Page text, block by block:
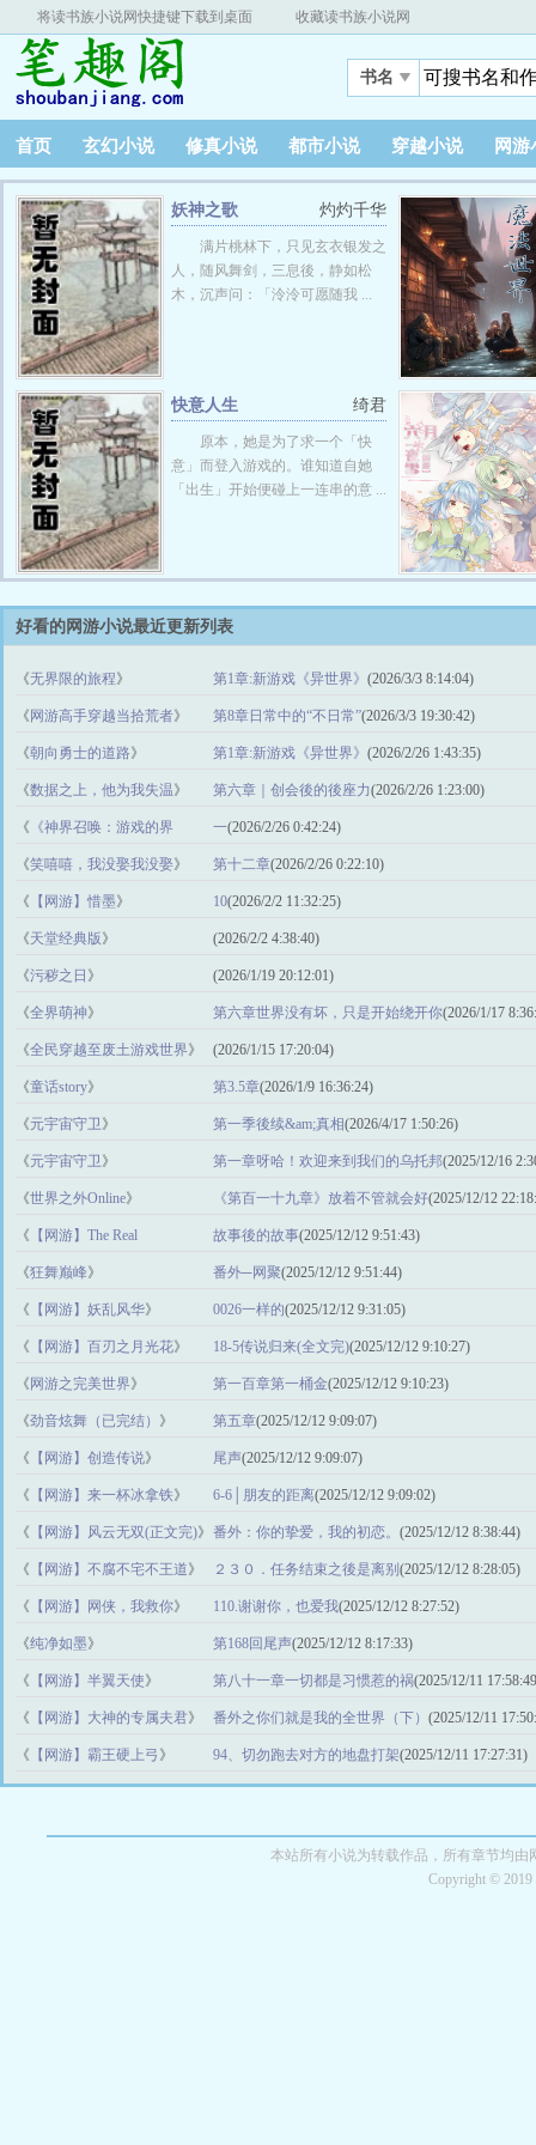
将读书族小说网快捷键下载到桌面 收藏读书族小说网
书名
首页 玄幻小说 修真小说 都市小说 穿越小说 网游
灼灼千华
妖神之歌
满片桃林下，只见玄衣银发之
人，随风舞剑，三息後，静如松
木，沉声问：「泠泠可愿随我 ...
绮君
快意人生
原本，她是为了求一个「快
意」而登入游戏的。谁知道自她
「出生」开始便碰上一连串的意 ...
好看的网游小说最近更新列表
《无界限的旅程》 第1章:新游戏《异世界》 (2026/3/3 8:14:04)
《 网游高手穿越当拾荒者》 第8章日常中的“不日常”(2026/3/3 19:30:42)
《朝向勇士的道路》 第1章:新游戏《异世界》 (2026/2/26 1:43:35)
《数据之上，他为我失温》 第六章｜创会後的後座力(2026/2/26 1:23:00)
《 《神界召唤：游戏的界
线》》
一(2026/2/26 0:42:24)
《笑嘻嘻，我没娶我没娶》 第十二章(2026/2/26 0:22:10)
《 【网游】惜墨》 10(2026/2/2 11:32:25)
《天堂经典版》 (2026/2/2 4:38:40)
《污秽之日 》 (2026/1/19 20:12:01)
《全界萌神》 第六章世界没有坏，只是开始绕开你(2026/1/17
《全民穿越至废土游戏世界》 (2026/1/15 17:20:04)
《童话story》 第3.5章(2026/1/9 16:36:24)
《元宇宙守卫》 第一季後续&am;真相(2026/4/17 1:50:26)
《元宇宙守卫》 第一章呀哈！欢迎来到我们的乌托邦(2025/12/16
《世界之外Online》 《第百一十九章》放着不管就会好(2025/12/12
《 【网游】The Real
World(完)》
故事後的故事(2025/12/12 9:51:43)
《狂舞巅峰》 番外─网聚(2025/12/12 9:51:44)
《 【网游】妖乱风华》 0026一样的(2025/12/12 9:31:05)
《 【网游】百刃之月光花》 18-5传说归来(全文完)(2025/12/12 9:10:27)
《 网游之完美世界》 第一百章第一桶金(2025/12/12 9:10:23)
《劲音炫舞（已完结） 》 第五章(2025/12/12 9:09:07)
《 【网游】创造传说》 尾声(2025/12/12 9:09:07)
《 【网游】来一杯冰拿铁》 6-6│朋友的距离(2025/12/12 9:09:02)
《 【网游】风云无双(正文完)》 番外：你的挚爱，我的初恋。 (2025/12/12 8:38:44)
《 【网游】不腐不宅不王道》 ２３０．任务结束之後是离别 (2025/12/12 8:28:05)
《 【网游】网侠，我救你》 110.谢谢你，也爱我(2025/12/12 8:27:52)
《纯净如墨》 第168回尾声(2025/12/12 8:17:33)
《 【网游】半翼天使》 第八十一章一切都是习惯惹的祸(2025/12/11
《 【网游】大神的专属夫君》 番外之你们就是我的全世界（下） (2025/12/11
《 【网游】霸王硬上弓 》 94、切勿跑去对方的地盘打架(2025/12/11 17:27:31)
本站所有小说为转载作品，所有章节均
Copyright ©